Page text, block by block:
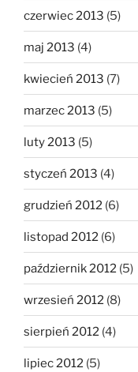
czerwiec 2013 (5)
maj 2013 (4)
kwiecień 2013 (7)
marzec 2013 (5)
luty 2013 (5)
styczeń 2013 (4)
grudzień 2012 (6)
listopad 2012 (6)
październik 2012 (5)
wrzesień 2012 (8)
sierpień 2012 (4)
lipiec 2012 (5)